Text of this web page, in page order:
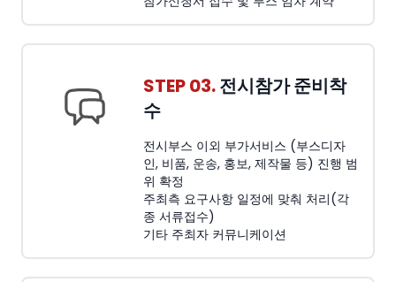
STEP 03.전시참가 준비착
수
전시부스 이외 부가서비스 (부스디자
인, 비품, 운송, 홍보, 제작물 등) 진행 범
위 확정
주최측 요구사항 일정에 맞춰 처리(각
종 서류접수)
기타 주최자 커뮤니케이션